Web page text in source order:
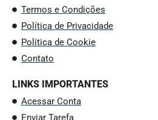
Termos e Condições
Política de Privacidade
Política de Cookie
Contato
LINKS IMPORTANTES
Acessar Conta
Enviar Tarefa